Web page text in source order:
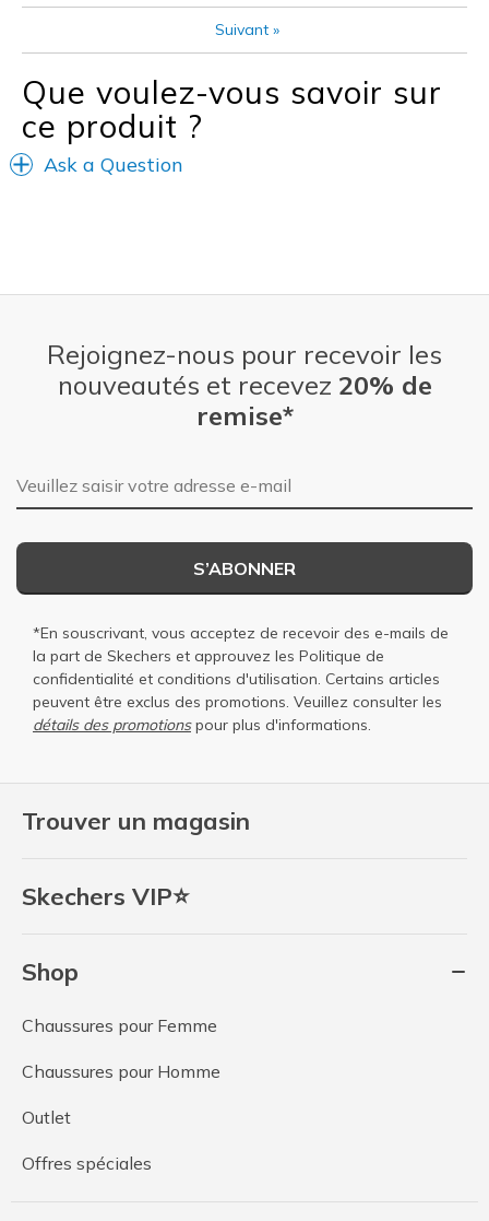
Casual Wear
Going Out
Special Occasions
Travel
Suivant »
Que voulez-vous savoir sur
ce produit ?
Ask a Question
Trouver un magasin
Skechers VIP⭐
Shop
Chaussures pour Femme
Chaussures pour Homme
Outlet
Offres spéciales
Rejoignez-nous pour recevoir les
nouveautés et recevez 20% de
remise*
Adresse e-mail
S’ABONNER
*En souscrivant, vous acceptez de recevoir des e-mails de
la part de Skechers et approuvez les Politique de
confidentialité et conditions d'utilisation. Certains articles
peuvent être exclus des promotions. Veuillez consulter les
détails des promotionspour plus d'informations.